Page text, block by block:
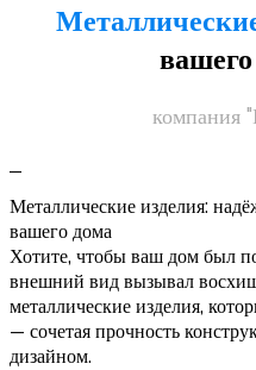
компания
Металлические изделия:
вашего дома
Хотите, чтобы ваш дом был
внешний вид вызывал
металлические изделия,
— сочетая прочность
дизайном.